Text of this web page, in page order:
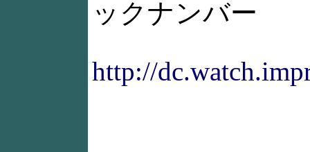
ックナンバー
http://